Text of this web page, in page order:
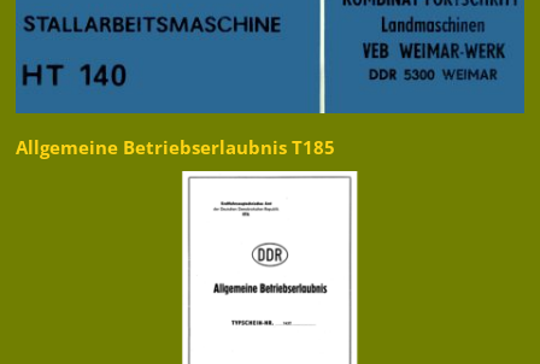
Allgemeine Betriebserlaubnis T185